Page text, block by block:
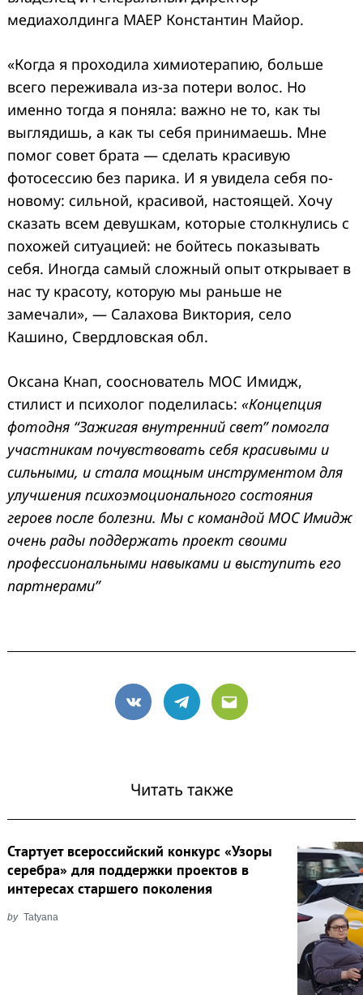
медиахолдинга МАЕР Константин Майор.
«Когда я проходила химиотерапию, больше
всего переживала из-за потери волос. Но
именно тогда я поняла: важно не то, как ты
выглядишь, а как ты себя принимаешь. Мне
помог совет брата — сделать красивую
фотосессию без парика. И я увидела себя по-
новому: сильной, красивой, настоящей. Хочу
сказать всем девушкам, которые столкнулись с
похожей ситуацией: не бойтесь показывать
себя. Иногда самый сложный опыт открывает в
нас ту красоту, которую мы раньше не
замечали», — Салахова Виктория, село
Кашино, Свердловская обл.
Оксана Кнап, сооснователь МОС Имидж,
стилист и психолог поделилась: «Концепция
фотодня “Зажигая внутренний свет” помогла
участникам почувствовать себя красивыми и
сильными, и стала мощным инструментом для
улучшения психоэмоционального состояния
героев после болезни. Мы с командой МОС Имидж
очень рады поддержать проект своими
профессиональными навыками и выступить его
партнерами”
VK Telegram
Email
Читать также
Стартует всероссийский конкурс «Узоры
серебра» для поддержки проектов в
интересах старшего поколения
by Tatyana